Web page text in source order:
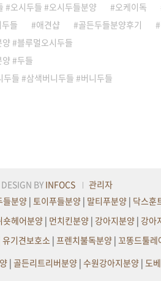
#오시두들 #오시두들분양
오케이독
들 애견샵 골든두들분양후기
#블루멀오시두들
#두들
들 #삼색버니두들 #버니두들
DESIGN BY INFOCS
관리자
들분양 | 토이푸들분양 | 말티푸분양 | 닥스훈
숏헤어분양 | 먼치킨분양 | 강아지분양 | 강아
유기견보호소| 프렌치불독분양| 꼬똥드툴레
| 골든리트리버분양| 수원강아지분양| 도